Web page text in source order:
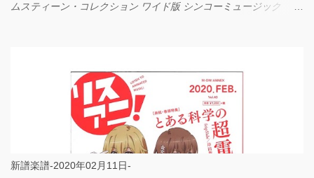
ムスティーン・コレクション ワイド版 シンコーミュージック
新譜楽譜-2020年02月11日-